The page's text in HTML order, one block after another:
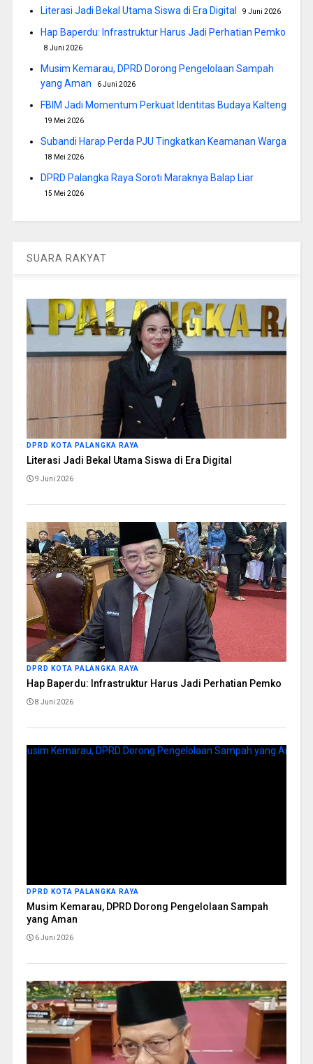
Literasi Jadi Bekal Utama Siswa di Era Digital 9 Juni 2026
Hap Baperdu: Infrastruktur Harus Jadi Perhatian Pemko
8 Juni 2026
Musim Kemarau, DPRD Dorong Pengelolaan Sampah
yang Aman
6 Juni 2026
FBIM Jadi Momentum Perkuat Identitas Budaya Kalteng
19 Mei 2026
Subandi Harap Perda PJU Tingkatkan Keamanan Warga
18 Mei 2026
DPRD Palangka Raya Soroti Maraknya Balap Liar
15 Mei 2026
SUARA RAKYAT
DPRD KOTA PALANGKA RAYA
Literasi Jadi Bekal Utama Siswa di Era Digital
9 Juni 2026
DPRD KOTA PALANGKA RAYA
Hap Baperdu: Infrastruktur Harus Jadi Perhatian Pemko
8 Juni 2026
DPRD KOTA PALANGKA RAYA
Musim Kemarau, DPRD Dorong Pengelolaan Sampah
yang Aman
6 Juni 2026